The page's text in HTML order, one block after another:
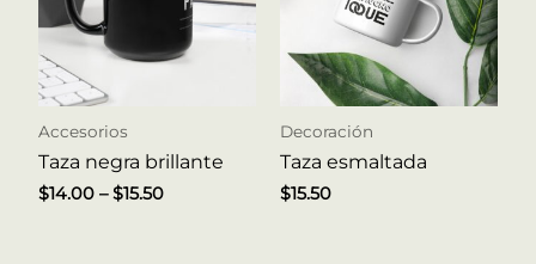
Accesorios
Taza negra brillante
$14.00 –$15.50
Decoración
Taza esmaltada
$15.50